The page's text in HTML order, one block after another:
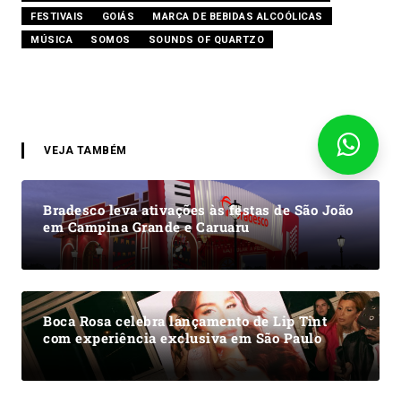
FESTIVAIS
GOIÁS
MARCA DE BEBIDAS ALCOÓLICAS
MÚSICA
SOMOS SOUNDS OF QUARTZO
VEJA TAMBÉM
Bradesco leva ativações às festas de São João
em Campina Grande e Caruaru
Boca Rosa celebra lançamento de Lip Tint
com experiência exclusiva em São Paulo